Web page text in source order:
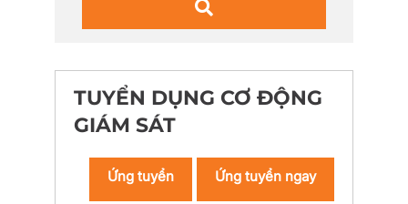
TUYỂN DỤNG CƠ ĐỘNG
GIÁM SÁT
Ứng tuyển Ứng tuyển ngay